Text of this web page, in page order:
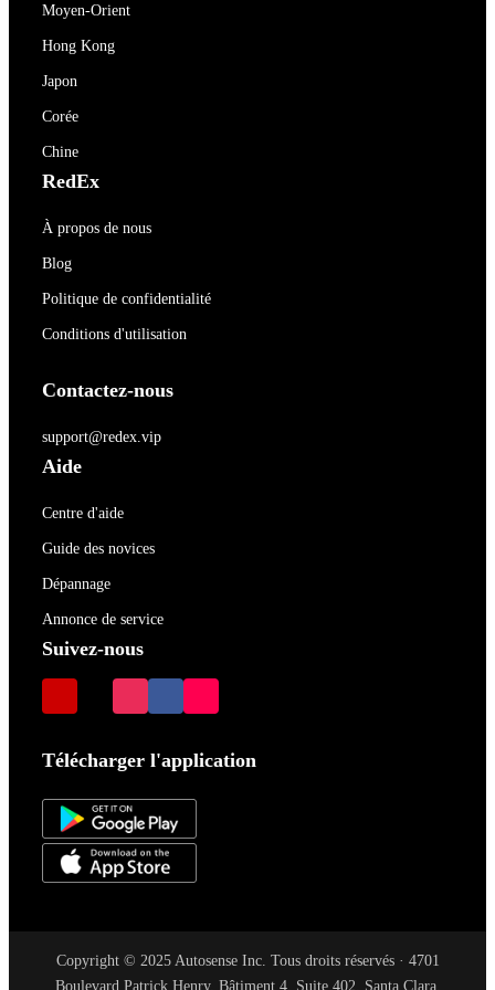
Moyen-Orient
Hong Kong
Japon
Corée
Chine
RedEx
À propos de nous
Blog
Politique de confidentialité
Conditions d'utilisation
Contactez-nous
support@redex.vip
Aide
Centre d'aide
Guide des novices
Dépannage
Annonce de service
Suivez-nous
Télécharger l'application
Copyright © 2025 Autosense Inc. Tous droits réservés · 4701
Boulevard Patrick Henry, Bâtiment 4, Suite 402, Santa Clara,